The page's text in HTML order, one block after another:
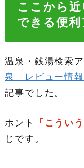
ここから
できる便
温泉・銭湯検索ア
泉 レビュー情報
記事でした。
ホント 「こうい
じです。